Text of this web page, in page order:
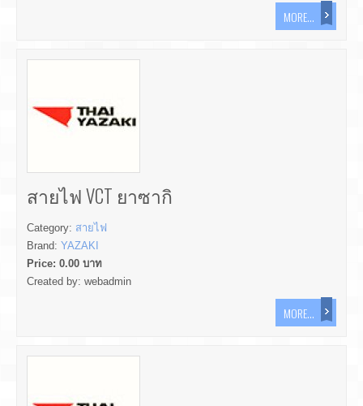
MORE...
สายไฟ VCT ยาซากิ
Category: สายไฟ
Brand: YAZAKI
Price: 0.00 บาท
Created by: webadmin
MORE...